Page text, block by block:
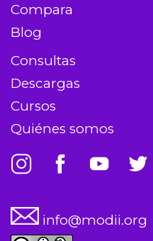
Compara
Blog
Consultas
Descargas
Cursos
Quiénes somos
info@modii.org